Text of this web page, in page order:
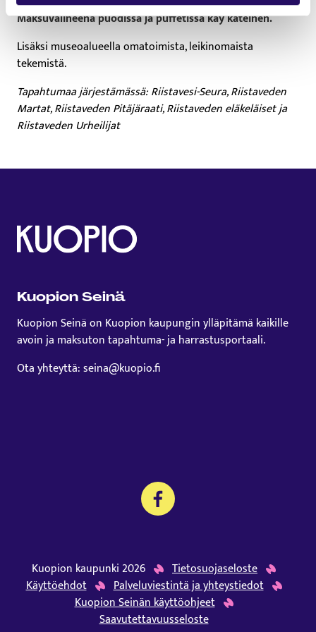
Maksuvälineenä puodissa ja puffetissa käy käteinen.
Lisäksi museoalueella omatoimista, leikinomaista
tekemistä.
Tapahtumaa järjestämässä: Riistavesi-Seura, Riistaveden
Martat, Riistaveden Pitäjäraati, Riistaveden eläkeläiset ja
Riistaveden Urheilijat
Kuopion Seinä
Kuopion Seinä on Kuopion kaupungin ylläpitämä kaikille
avoin ja maksuton tapahtuma- ja harrastusportaali.
Ota yhteyttä: seina@kuopio.fi
Kuopion kaupunki 2026
Tietosuojaseloste
Käyttöehdot
Palveluviestintä ja yhteystiedot
Kuopion Seinän käyttöohjeet
Saavutettavuusseloste